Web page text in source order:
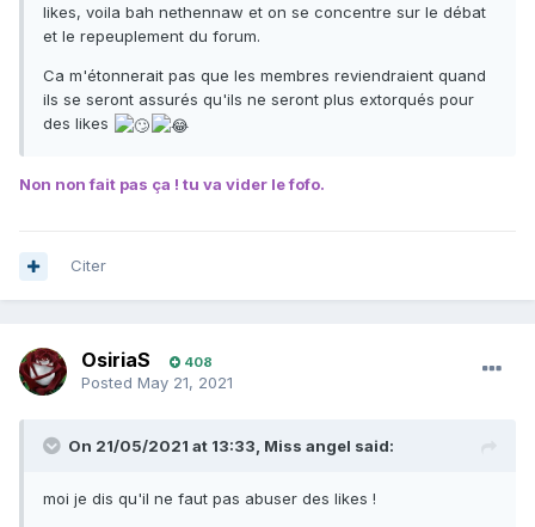
likes, voila bah nethennaw et on se concentre sur le débat
et le repeuplement du forum.
Ca m'étonnerait pas que les membres reviendraient quand
ils se seront assurés qu'ils ne seront plus extorqués pour
des likes
Non non fait pas ça ! tu va vider le fofo.
Citer
OsiriaS 408
Posted May 21, 2021
On 21/05/2021 at 13:33, Miss angel said:
moi je dis qu'il ne faut pas abuser des likes !